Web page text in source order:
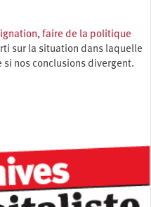
faire de la politique
sur la situation dans laquelle
nos conclusions divergent.